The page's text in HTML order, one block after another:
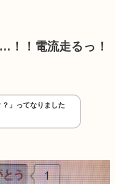
！！ 電流走るっ！
」ってなりました